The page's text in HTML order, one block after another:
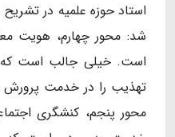
استاد حوزه علمیه در
شد: محور چهارم، هویت
است. خیلی جالب است که
تهذیب را در خدمت پرورش
محور پنجم، کنشگری